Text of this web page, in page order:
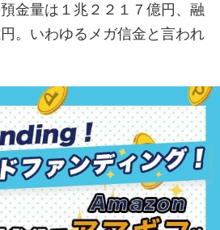
金量は１兆２２１７億円、融
。いわゆるメガ信金と言われ